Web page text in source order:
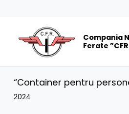
Compania
Ferate
“Container pentru
2024